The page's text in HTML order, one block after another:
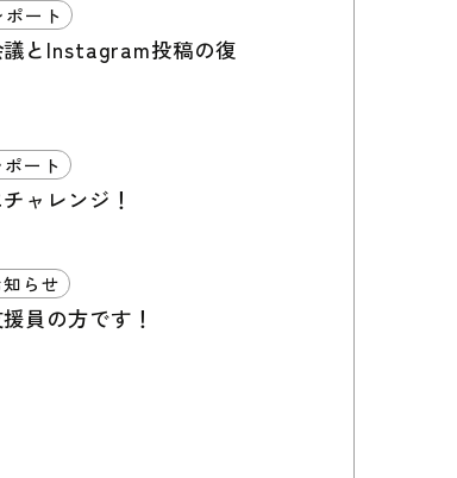
ポート
とInstagram投稿の復
ポート
ャレンジ！
らせ
員の方です！